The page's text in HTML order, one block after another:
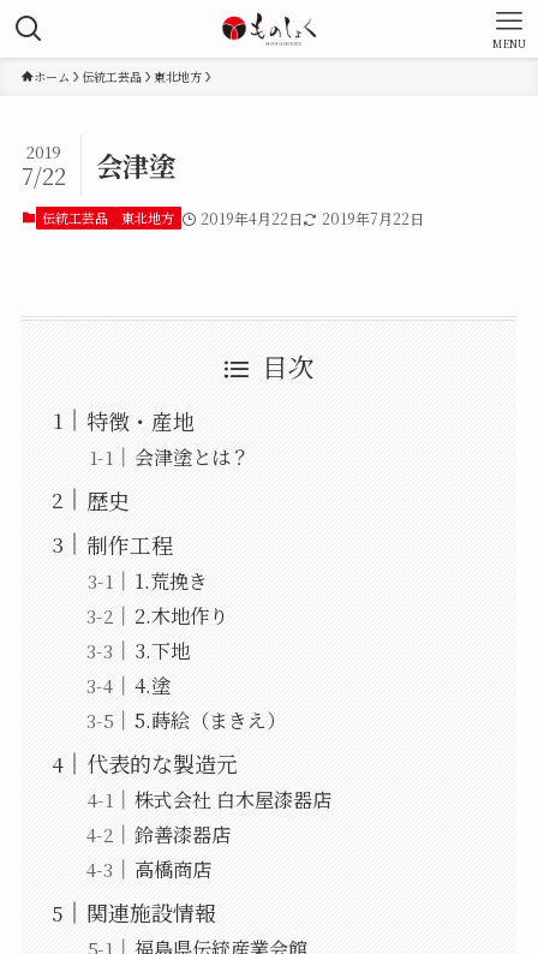
MENU
ホーム 伝統工芸品 東北地方
会津塗
2019
7/22
伝統工芸品 東北地方 2019年4月22日 2019年7月22日
目次
特徴・産地
会津塗とは？
歴史
制作工程
1.荒挽き
2.木地作り
3.下地
4.塗
5.蒔絵（まきえ）
代表的な製造元
株式会社 白木屋漆器店
鈴善漆器店
高橋商店
関連施設情報
福島県伝統産業会館